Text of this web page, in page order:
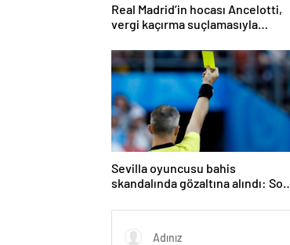
Real Madrid’in hocası Ancelotti,
vergi kaçırma suçlamasıyla
Sevilla oyuncusu bahis
skandalında gözaltına alındı: Son